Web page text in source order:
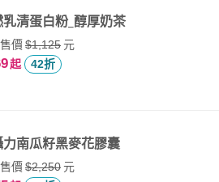
清蛋白粉_醇厚奶茶
價$1,125元
起 42折
南瓜籽黑麥花膠囊
價$2,250元